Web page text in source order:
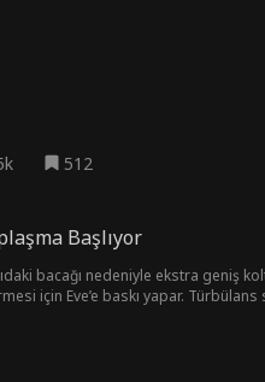
512
Başlıyor
bacağı nedeniyle ekstra geniş
için Eve’e baskı yapar.